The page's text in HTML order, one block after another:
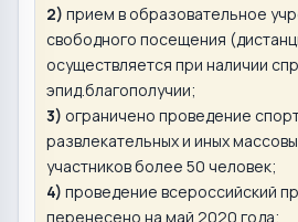
2) прием в образовательное
свободного посещения
осуществляется при наличии
эпид.благополучии;
3) ограничено проведение
развлекательных и иных
участников более 50 человек;
4) проведение всероссийский
перенесено на май 2020 года;